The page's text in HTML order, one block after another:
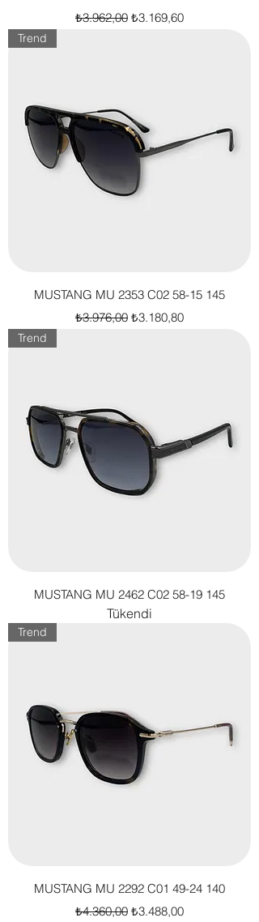
Normal Fiyat
₺3.962,00 İndirimli Fiyat
₺3.169,60
Trend
MUSTANG MU 2353 C02 58-15 145
Normal Fiyat
₺3.976,00 İndirimli Fiyat
₺3.180,80
Trend
MUSTANG MU 2462 C02 58-19 145
Tükendi
Trend
MUSTANG MU 2292 C01 49-24 140
Normal Fiyat
₺4.360,00 İndirimli Fiyat
₺3.488,00